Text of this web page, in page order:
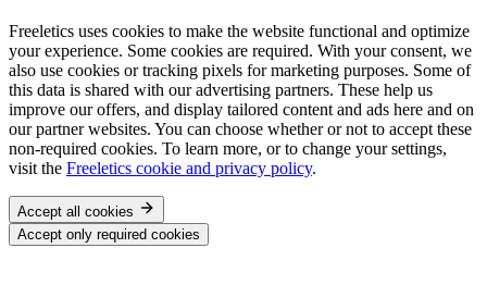
Freeletics uses cookies to make the website functional and optimize
your experience. Some cookies are required. With your consent, we
also use cookies or tracking pixels for marketing purposes. Some of
this data is shared with our advertising partners. These help us
improve our offers, and display tailored content and ads here and on
our partner websites. You can choose whether or not to accept these
non-required cookies. To learn more, or to change your settings,
visit the Freeletics cookie and privacy policy.
Accept all cookies
Accept only required cookies